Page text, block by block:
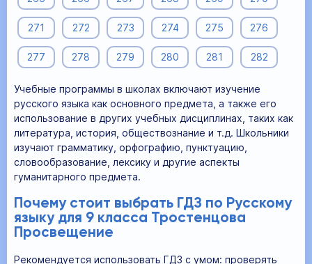
271 272 273 274 275 276
277 278 279 280 281 282
Учебные программы в школах включают изучение
русского языка как основного предмета, а также его
использование в других учебных дисциплинах, таких как
литература, история, обществознание и т.д. Школьники
изучают грамматику, орфографию, пунктуацию,
словообразование, лексику и другие аспекты
гуманитарного предмета.
Почему стоит выбрать ГДЗ по Русскому
языку для 9 класса Тростенцова
Просвещение
Рекомендуется использовать ГДЗ с умом: проверять